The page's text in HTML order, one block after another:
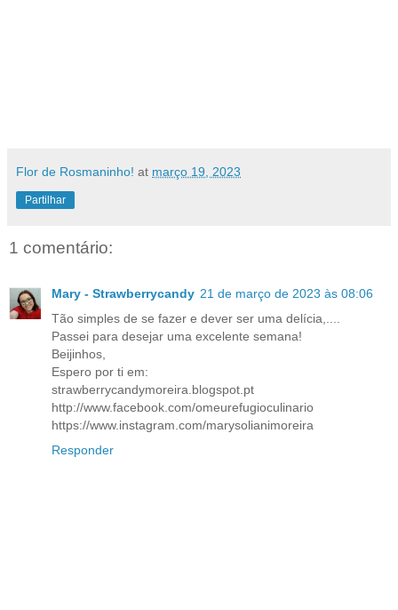
Flor de Rosmaninho! at março 19, 2023
Partilhar
1 comentário:
Mary - Strawberrycandy 21 de março de 2023 às 08:06
Tão simples de se fazer e dever ser uma delícia,....
Passei para desejar uma excelente semana!
Beijinhos,
Espero por ti em:
strawberrycandymoreira.blogspot.pt
http://www.facebook.com/omeurefugioculinario
https://www.instagram.com/marysolianimoreira
Responder